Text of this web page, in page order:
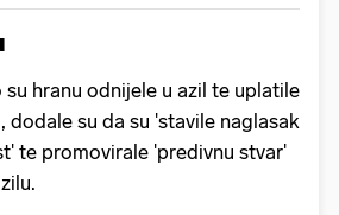
hranu odnijele u azil te uplatile
dodale su da su 'stavile naglasak
te promovirale 'predivnu stvar'